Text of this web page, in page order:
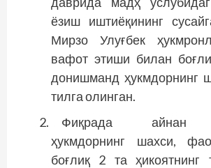
ёзиш иштиёқининг
Мирзо Улуғбек
вафот этиши билан
донишманд ҳукмдорнинг
тилга олинган.
Фиқрада айнан
ҳукмдорнинг шахси,
боғлиқ 2 та ҳикоятнинг